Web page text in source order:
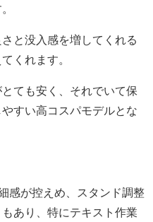
と没入感を増してくれる
くれます。
ても安く、それでいて保
すい高コスパモデルとな
感が控えめ、スタンド調整
あり、特にテキスト作業